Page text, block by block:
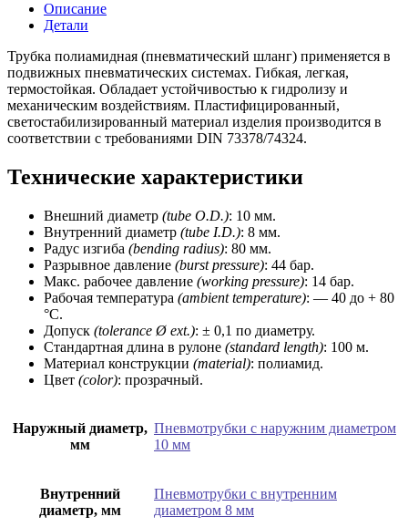
Описание
Детали
Трубка полиамидная (пневматический шланг) применяется в
подвижных пневматических системах. Гибкая, легкая,
термостойкая. Обладает устойчивостью к гидролизу и
механическим воздействиям. Пластифицированный,
светостабилизированный материал изделия производится в
соответствии с требованиями DIN 73378/74324.
Технические характеристики
Внешний диаметр (tube O.D.): 10 мм.
Внутренний диаметр (tube I.D.): 8 мм.
Радус изгиба (bending radius): 80 мм.
Разрывное давление (burst pressure): 44 бар.
Макс. рабочее давление (working pressure): 14 бар.
Рабочая температура (ambient temperature): — 40 до + 80
°C.
Допуск (tolerance Ø ext.): ± 0,1 по диаметру.
Стандартная длина в рулоне (standard length): 100 м.
Материал конструкции (material): полиамид.
Цвет (color): прозрачный.
Наружный диаметр,
мм
Пневмотрубки с наружним диаметром
10 мм
Внутренний
диаметр, мм
Пневмотрубки с внутренним
диаметром 8 мм